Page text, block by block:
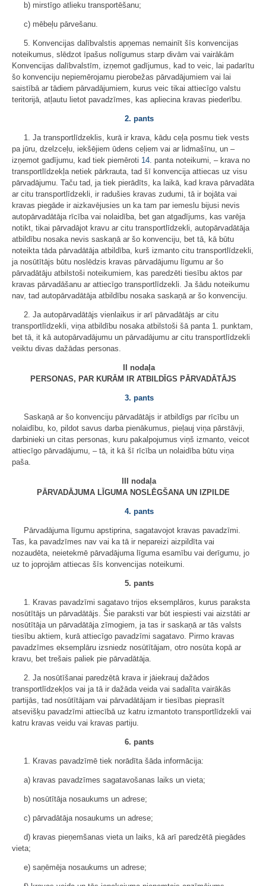
b) mirstīgo atlieku transportēšanu;
c) mēbeļu pārvešanu.
5. Konvencijas dalībvalstis apņemas nemainīt šīs konvencijas
noteikumus, slēdzot īpašus nolīgumus starp divām vai vairākām
Konvencijas dalībvalstīm, izņemot gadījumus, kad to veic, lai padarītu
šo konvenciju nepiemērojamu pierobežas pārvadājumiem vai lai
saistībā ar tādiem pārvadājumiem, kurus veic tikai attiecīgo valstu
teritorijā, atļautu lietot pavadzīmes, kas apliecina kravas piederību.
2. pants
1. Ja transportlīdzeklis, kurā ir krava, kādu ceļa posmu tiek vests
pa jūru, dzelzceļu, iekšējiem ūdens ceļiem vai ar lidmašīnu, un –
izņemot gadījumu, kad tiek piemēroti 14. panta noteikumi, – krava no
transportlīdzekļa netiek pārkrauta, tad šī konvencija attiecas uz visu
pārvadājumu. Taču tad, ja tiek pierādīts, ka laikā, kad krava pārvadāta
ar citu transportlīdzekli, ir radušies kravas zudumi, tā ir bojāta vai
kravas piegāde ir aizkavējusies un ka tam par iemeslu bijusi nevis
autopārvadātāja rīcība vai nolaidība, bet gan atgadījums, kas varēja
notikt, tikai pārvadājot kravu ar citu transportlīdzekli, autopārvadātāja
atbildību nosaka nevis saskaņā ar šo konvenciju, bet tā, kā būtu
noteikta tāda pārvadātāja atbildība, kurš izmanto citu transportlīdzekli,
ja nosūtītājs būtu noslēdzis kravas pārvadājumu līgumu ar šo
pārvadātāju atbilstoši noteikumiem, kas paredzēti tiesību aktos par
kravas pārvadāšanu ar attiecīgo transportlīdzekli. Ja šādu noteikumu
nav, tad autopārvadātāja atbildību nosaka saskaņā ar šo konvenciju.
2. Ja autopārvadātājs vienlaikus ir arī pārvadātājs ar citu
transportlīdzekli, viņa atbildību nosaka atbilstoši šā panta 1. punktam,
bet tā, it kā autopārvadājumu un pārvadājumu ar citu transportlīdzekli
veiktu divas dažādas personas.
II nodaļa
PERSONAS, PAR KURĀM IR ATBILDĪGS PĀRVADĀTĀJS
3. pants
Saskaņā ar šo konvenciju pārvadātājs ir atbildīgs par rīcību un
nolaidību, ko, pildot savus darba pienākumus, pieļauj viņa pārstāvji,
darbinieki un citas personas, kuru pakalpojumus viņš izmanto, veicot
attiecīgo pārvadājumu, – tā, it kā šī rīcība un nolaidība būtu viņa
paša.
III nodaļa
PĀRVADĀJUMA LĪGUMA NOSLĒGŠANA UN IZPILDE
4. pants
Pārvadājuma līgumu apstiprina, sagatavojot kravas pavadzīmi.
Tas, ka pavadzīmes nav vai ka tā ir nepareizi aizpildīta vai
nozaudēta, neietekmē pārvadājuma līguma esamību vai derīgumu, jo
uz to joprojām attiecas šīs konvencijas noteikumi.
5. pants
1. Kravas pavadzīmi sagatavo trijos eksemplāros, kurus paraksta
nosūtītājs un pārvadātājs. Šie paraksti var būt iespiesti vai aizstāti ar
nosūtītāja un pārvadātāja zīmogiem, ja tas ir saskaņā ar tās valsts
tiesību aktiem, kurā attiecīgo pavadzīmi sagatavo. Pirmo kravas
pavadzīmes eksemplāru izsniedz nosūtītājam, otro nosūta kopā ar
kravu, bet trešais paliek pie pārvadātāja.
2. Ja nosūtīšanai paredzētā krava ir jāiekrauj dažādos
transportlīdzekļos vai ja tā ir dažāda veida vai sadalīta vairākās
partijās, tad nosūtītājam vai pārvadātājam ir tiesības pieprasīt
atsevišķu pavadzīmi attiecībā uz katru izmantoto transportlīdzekli vai
katru kravas veidu vai kravas partiju.
6. pants
1. Kravas pavadzīmē tiek norādīta šāda informācija:
a) kravas pavadzīmes sagatavošanas laiks un vieta;
b) nosūtītāja nosaukums un adrese;
c) pārvadātāja nosaukums un adrese;
d) kravas pieņemšanas vieta un laiks, kā arī paredzētā piegādes
vieta;
e) saņēmēja nosaukums un adrese;